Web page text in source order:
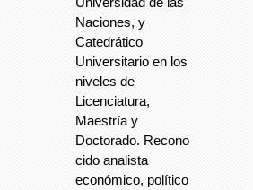
Naciones, y
Catedrático
Universitario en los
niveles de
Licenciatura,
Maestría y
Doctorado. Recono
cido analista
económico, político